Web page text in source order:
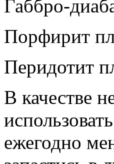
Габбро-
Порфирит
Перидотит
В качестве
ежегодно